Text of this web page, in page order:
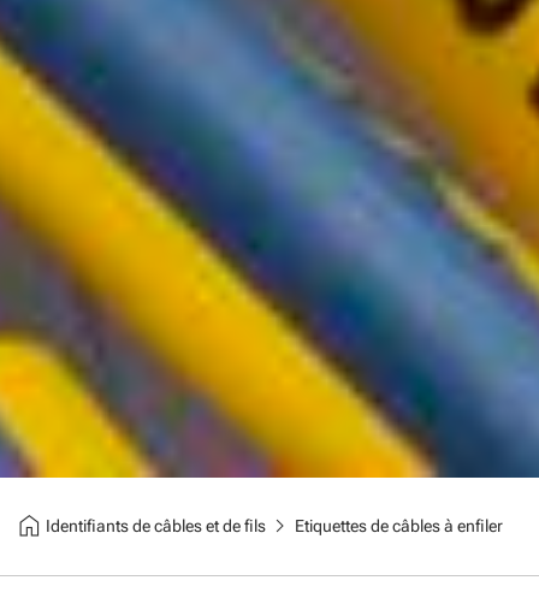
home Identifiants de câbles et de filschevron_right Etiquettes de câbles à enfiler